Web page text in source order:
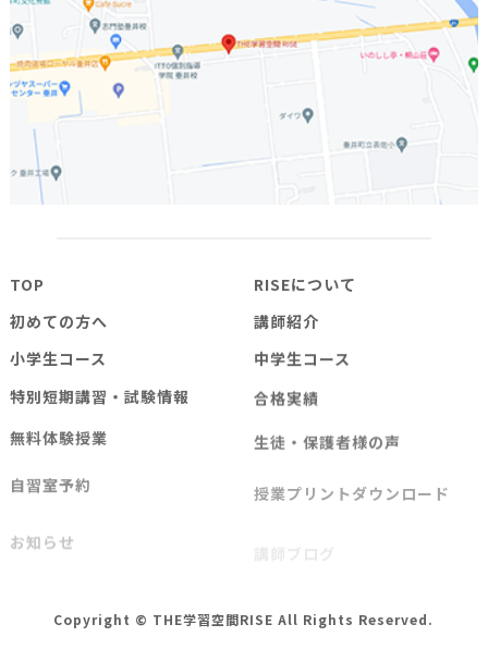
TOP
RISEについて
初めての方へ
講師紹介
小学生コース
中学生コース
特別短期講習・試験情報
合格実績
無料体験授業
生徒・保護者様の声
Copyright © THE学習空間RISE All Rights Reserved.